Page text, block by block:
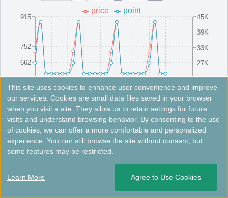
南シナ海のクリスタルウォーターを望む、ローカルとインターナ
ショナル文化が融合したホテル。
恵州
開業:2016年
最低価格目安:￥ 798 HKD
情報サイト:Tripadvisor
Marriott Bonvoyで価格をみる
プラチナエリート特典： ウェルカムギフト朝食選択可,ラウンジアクセス有,客
室アップグレード有（スイート含む）,オーシャンスパ割引,自転車無料貸出
ラー
More...
1 - 2 of 2 results ＜ ＞
8/1(Fri)8/4(Mon)8/7(Thu)8/10(Sun)8/13(Wed)8/16(Sat)8/19(Tue)8/22(Fri)8/25(Mon)8/28(Thu)
572
662
752
915
21K
27K
33K
39K
45K
price point
Fees not included. Rates are for reference only. Please check the official website for the latest information.
シェラトン恵州ビーチリゾート
専用桟橋、ヴィラ、広大な芝生を備えたリゾートホテル。
This site uses cookies to enhance user convenience and improve
our services. Cookies are small data files saved in your browser
when you visit a site. They allow us to retain settings for future
visits and understand browsing behavior. By consenting to the use
of cookies, we can offer a more comfortable and personalized
experience. You can still browse the site without consent, but
some features may be restricted.
Learn More Agree to Use Cookies